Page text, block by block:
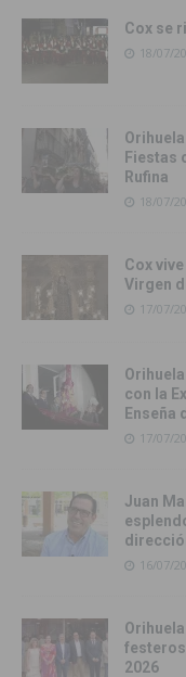
Cox se
18/07/
Fiestas
Rufina
18/07/
Cox
Virgen
17/07/
con la
Enseña
17/07/
Juan
16/07/
2026